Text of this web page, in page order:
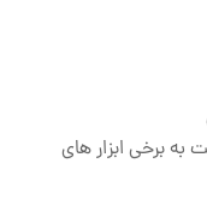
برخی ابزار های